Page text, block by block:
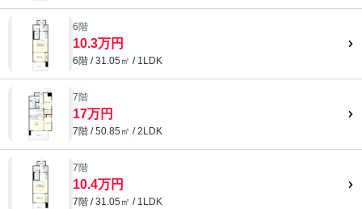
6階
10.3万円
6階 / 31.05㎡ / 1LDK
7階
17万円
7階 / 50.85㎡ / 2LDK
7階
10.4万円
7階 / 31.05㎡ / 1LDK